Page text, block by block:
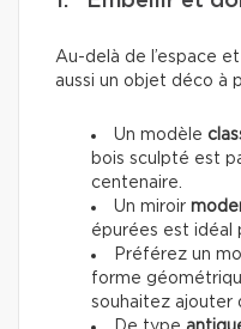
Au-delà de l’espace
aussi un objet déco à
Un modèle
bois sculpté est
centenaire.
Un miroir
épurées est idéal
Préférez un
forme
souhaitez ajouter